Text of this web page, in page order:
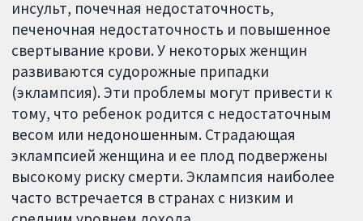
инсульт, почечная недостаточность,
печеночная недостаточность и повышенное
свертывание крови. У некоторых женщин
развиваются судорожные припадки
(эклампсия). Эти проблемы могут привести к
тому, что ребенок родится c недостаточным
весом или недоношенным. Страдающая
эклампсией женщина и ее плод подвержены
высокому риску смерти. Эклампсия наиболее
часто встречается в странах с низким и